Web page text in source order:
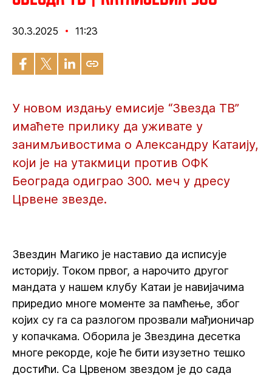
30.3.2025 11:23
У новом издању емисије “Звезда ТВ”
имаћете прилику да уживате у
занимљивостима о Александру Катаију,
који је на утакмици против ОФК
Београда одиграо 300. меч у дресу
Црвене звезде.
Звездин Магико је наставио да исписује
историју. Током првог, а нарочито другог
мандата у нашем клубу Катаи је навијачима
приредио многе моменте за памћење, због
којих су га са разлогом прозвали мађионичар
у копачкама. Оборила је Звездина десетка
многе рекорде, које ће бити изузетно тешко
достићи. Са Црвеном звездом је до сада